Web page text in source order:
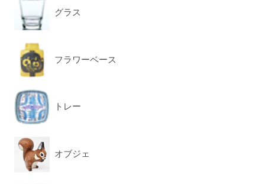
グラス
フラワーベース
トレー
オブジェ